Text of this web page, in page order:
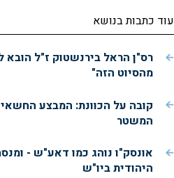
עוד כתבות בנושא
רס"ן הראל בירנשטוק ז"ל הובא
מהסיוט הזה"
קובה על הכוונת: המבצע
המשטר
אונסק"ו נוהג כמו דאע"ש -
היהודית ביו"ש